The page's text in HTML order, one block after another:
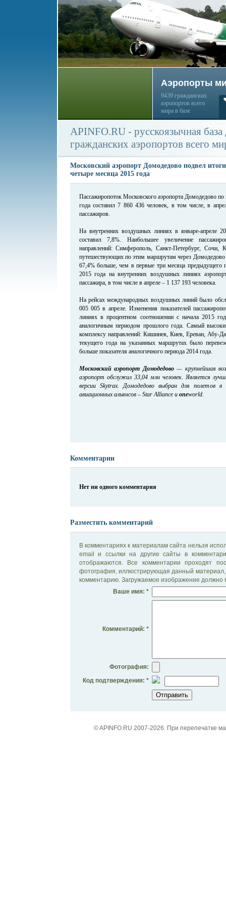
Аэропорты
9439 гражданских
аэропортов всего
мира в базе
APINFO.RU - русскоязычная
гражданских аэропортов всего
Московский аэропорт Домодедово подвел
четыре месяца 2015 года
Пассажиропоток Московского аэропорта Домодедово
года составил 7 860 436 человек, в том числе, в
пассажиров.
На внутренних воздушных линиях в январе-апреле
составил 7,8%. Наибольшее увеличение
направлений: Симферополь, Санкт-Петербург, Сочи,
путешествующих по этим маршрутам через Домодедово
67,4% больше, чем в первые три месяца предыдущего
2015 года на внутренних воздушных линиях
пассажира, в том числе в апреле – 1 137 193 человека.
На рейсах международных воздушных линий было
005 005 в апреле. Изменения показателей
линиях в процентном соотношении с начала 2015
аналогичным периодом прошлого года. Самый
комплексу направлений: Кишинев, Киев, Ереван, Абу-
текущего года на указанных маршрутах было
больше показателя аналогичного периода 2014 года.
Московский аэропорт Домодедово— крупнейшая
аэропорт обслужил 33,04 млн человек. Является
версии Skytrax. Домодедово выбран для полетов
авиационных альянсов – Star Alliance и oneworld.
Комментарии
Нет ни одного комментария
Разместить комментарий
В комментариях к материалам сайта нельзя
email и ссылки на другие сайты в
отображаются. Все комментарии проходят
фотография, иллюстрирующая данный материал,
комментарию. Загружаемое изображение должно
Ваше имя: *
Комментарий: *
Фотография:
Код подтверждения: *
© APINFO.RU 2007-2026. При перепечатке